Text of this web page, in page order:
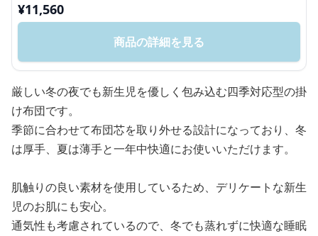
¥11,560
商品の詳細を見る
厳しい冬の夜でも新生児を優しく包み込む四季対応型の掛
け布団です。
季節に合わせて布団芯を取り外せる設計になっており、冬
は厚手、夏は薄手と一年中快適にお使いいただけます。
肌触りの良い素材を使用しているため、デリケートな新生
児のお肌にも安心。
通気性も考慮されているので、冬でも蒸れずに快適な睡眠